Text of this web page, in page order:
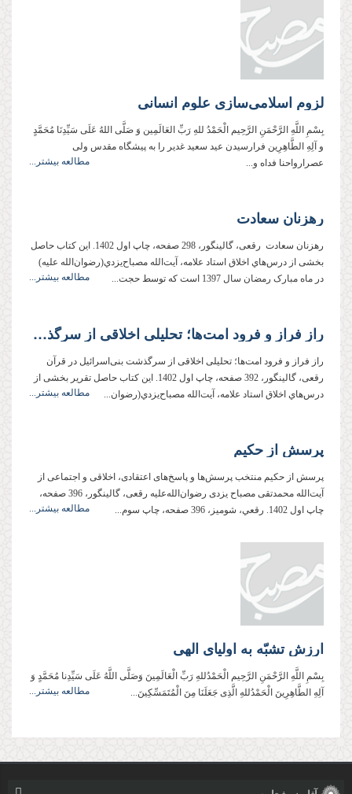
لزوم اسلامی‌سازی علوم انسانی
بِسْمِ اللَّهِ الرَّحْمَنِ الرَّحِیم الْحَمْدُ للهِ رَبِّ العَالَمِین وَ صَلَّی اللهُ عَلَی سَیِّدِنَا مُحَمَّدٍ
و آلِهِ الطَّاهِرِین فرارسیدن عید سعید غدیر را به پیشگاه مقدس ولی
عصر‌ارواحنا فداه و...
مطالعه بیشتر...
رهزنان سعادت
رهزنان سعادت رقعی، گالينگور، 298 صفحه، چاپ اول 1402. این کتاب حاصل
بخشی از درس‌هاي اخلاق استاد علامه، آيت‌الله مصباح‌يزدي(رضوان‌الله علیه)
در ماه مبارک رمضان‌ سال‌ 1397 است که توسط حجت‌...
مطالعه بیشتر...
راز فراز و فرود امت‌ها؛ تحليلی اخلاقی از سرگذشت بنی‌اسرائيل در قرآن
راز فراز و فرود امت‌ها؛ تحليلی اخلاقی از سرگذشت بنی‌اسرائيل در قرآن
رقعی، گالينگور، 392 صفحه، چاپ اول 1402. این کتاب حاصل تقرير بخشی از
درس‌هاي اخلاق استاد علامه، آيت‌الله مصباح‌يزدي(رضوان‌...
مطالعه بیشتر...
پرسش از حكيم
پرسش از حكيم منتخب‌ پرسش‌‌‌ها و پاسخ‌های اعتقادی، اخلاقی و اجتماعی از
آيت‌الله محمدتقی مصباح يزدی رضوان‌الله‌عليه رقعی، گالينگور، 396 صفحه،
چاپ اول 1402. رقعي، شومیز، 396 صفحه، چاپ سوم...
مطالعه بیشتر...
ارزش تشبّه به اولیای الهی
بِسْمِ اللَّهِ الرَّحْمَنِ الرَّحِیم الْحَمْدُللهِ رَبِّ الْعَالَمِینَ وَصَلَّی اللَّهُ عَلَی سَيِّدِنا مُحَمَّدٍ وَ
آلِهِ الطَّاهِرِینَ الْحَمْدُللهِ الَّذِی جَعَلَنَا مِنَ‌ الْمُتَمَسِّکِینَ...
مطالعه بیشتر...